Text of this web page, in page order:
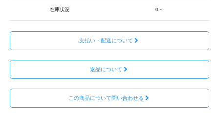
在庫状況 0・
支払い・配送について
返品について
この商品について問い合わせる